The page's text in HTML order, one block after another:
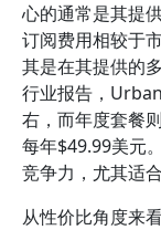
心的通常是其提
订阅费用相较于
其是在其提供的
行业报告，
右，而年度套餐
每年$49.99美元
竞争力，尤其适
从性价比角度来